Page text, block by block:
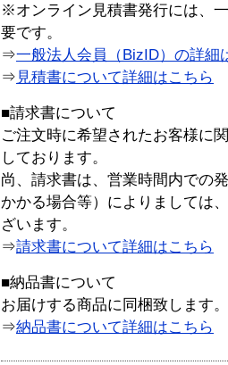
※オンライン見積書発行には、
要です。
⇒一般法人会員（BizID）の詳細
⇒ 見積書について詳細はこちら
■請求書について
ご注文時に希望されたお客様に
しております。
尚、請求書は、営業時間内での
かかる場合等）によりましては
ざいます。
⇒請求書について詳細はこちら
■納品書について
お届けする商品に同梱致します。
⇒納品書について詳細はこちら